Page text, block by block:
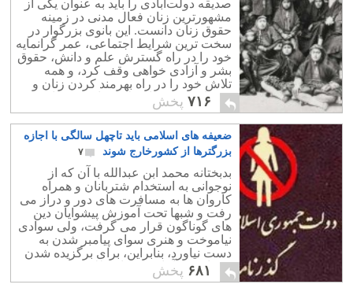
صدیقه دولت‌آبادی را باید به عنوان یکی از
مشهورترین زنان فعال مدنی در زمینه
حقوق زنان دانست. این بانوی بزرگوار در
سخت ترین شرایط اجتماعی، عمر گرانمایه
خود را در راه گسترش علم و دانش، حقوق
بشر و آزادی خواهی وقف کرد، و همه
تلاش خود را در راه بهرمند کردن زنان و
دختران محروم از علم و دانش به کار
گرفت!.
۷۱۶ پخش
ضعیفه های اسلامی باید تاچهل سالگی با اجازه
بزرگترها از کشورخارج شوند
۷
بدبختانه محمد ابن عبدالله با آن که از
نوجوانی به استخدام شتربانان و همراه
کاروان ها به مسافرت های دور و دراز می
رفت و شبها تحت آموزش پیشوایان دین
های گوناگون قرار می گرفت، ولی سوادی
نیاموخت و هنری سوای پیامبر شدن به
دست نیاورد، بنابراین، برای برگزیده شدن
به پیامبری آماده و به اصطلاح صفر درجه
بود.
۶۸۱ پخش